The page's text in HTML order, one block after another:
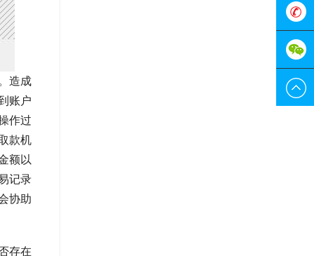
造成
账户
作过
款机
额以
记录
协助
存在
0755-